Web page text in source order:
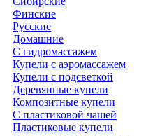
Финские
Русские
Домашние
С гидромассажем
Купели с аэромассажем
Купели с подсветкой
Деревянные купели
Композитные купели
С пластиковой чашей
Пластиковые купели